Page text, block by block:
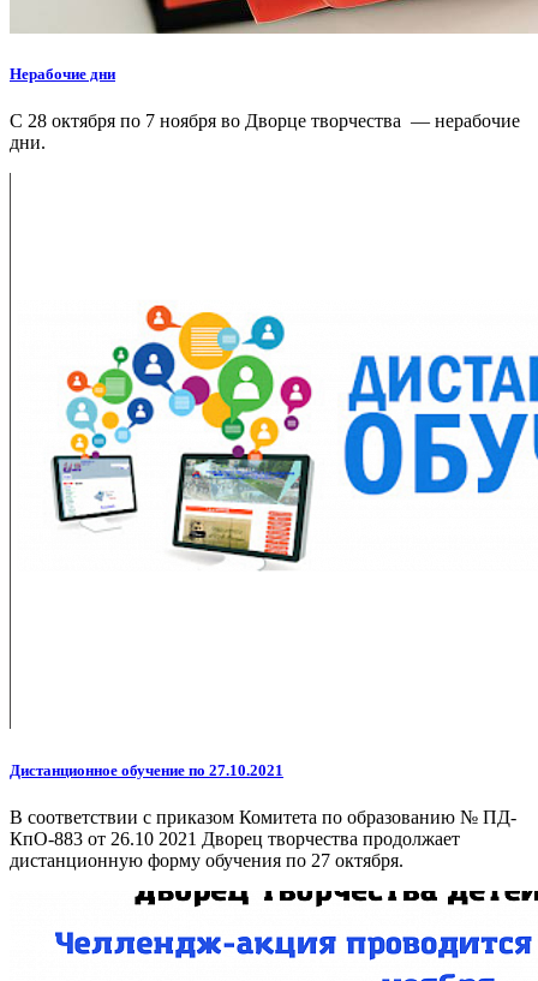
Нерабочие дни
С 28 октября по 7 ноября во Дворце творчества — нерабочие
дни.
Дистанционное обучение по 27.10.2021
В соответствии с приказом Комитета по образованию № ПД-
КпО-883 от 26.10 2021 Дворец творчества продолжает
дистанционную форму обучения по 27 октября.